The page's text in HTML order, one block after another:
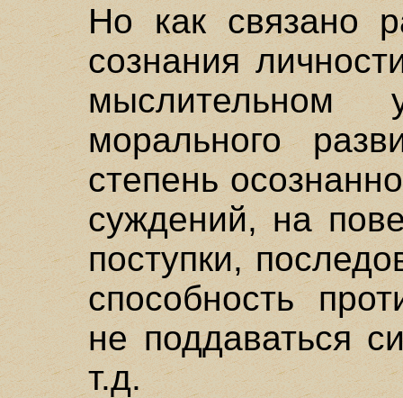
Но как связано
сознания
мыслительном
морального
степень
суждений, на
поступки,
способность
не поддаваться
т.д.